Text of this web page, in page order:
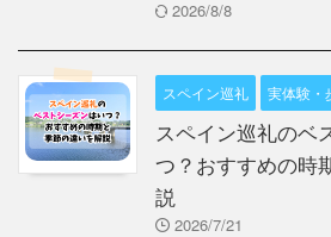
2026/8/8
スペイン巡礼 実体験・
スペイン巡礼のベ
つ？おすすめの時
説
2026/7/21